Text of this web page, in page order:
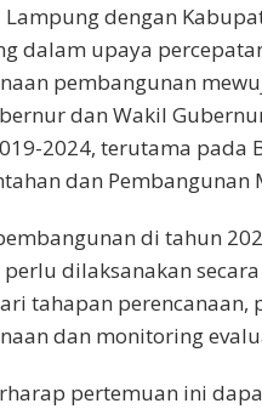
Lampung dengan
dalam upaya
pembangunan
dan Wakil
2024, terutama pada
dan Pembangunan
di tahun
dilaksanakan
tahapan perencanaan,
dan monitoring
pertemuan ini